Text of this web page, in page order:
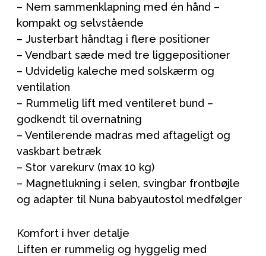
– Nem sammenklapning med én hånd –
kompakt og selvstående
– Justerbart håndtag i flere positioner
– Vendbart sæde med tre liggepositioner
– Udvidelig kaleche med solskærm og
ventilation
– Rummelig lift med ventileret bund –
godkendt til overnatning
– Ventilerende madras med aftageligt og
vaskbart betræk
– Stor varekurv (max 10 kg)
– Magnetlukning i selen, svingbar frontbøjle
og adapter til Nuna babyautostol medfølger
Komfort i hver detalje
Liften er rummelig og hyggelig med